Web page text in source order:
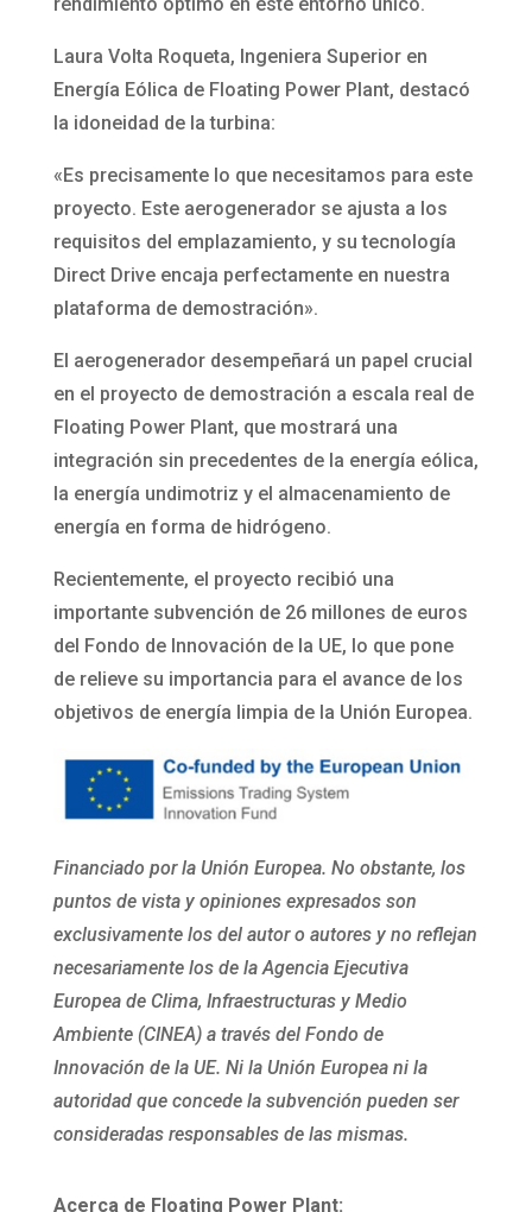
Laura Volta Roqueta, Ingeniera Superior en
Energía Eólica de Floating Power Plant, destacó
la idoneidad de la turbina:
«Es precisamente lo que necesitamos para este
proyecto. Este aerogenerador se ajusta a los
requisitos del emplazamiento, y su tecnología
Direct Drive encaja perfectamente en nuestra
plataforma de demostración».
El aerogenerador desempeñará un papel crucial
en el proyecto de demostración a escala real de
Floating Power Plant, que mostrará una
integración sin precedentes de la energía eólica,
la energía undimotriz y el almacenamiento de
energía en forma de hidrógeno.
Recientemente, el proyecto recibió una
importante subvención de 26 millones de euros
del Fondo de Innovación de la UE, lo que pone
de relieve su importancia para el avance de los
objetivos de energía limpia de la Unión Europea.
Financiado por la Unión Europea. No obstante, los
puntos de vista y opiniones expresados son
exclusivamente los del autor o autores y no reflejan
necesariamente los de la Agencia Ejecutiva
Europea de Clima, Infraestructuras y Medio
Ambiente (CINEA) a través del Fondo de
Innovación de la UE. Ni la Unión Europea ni la
autoridad que concede la subvención pueden ser
consideradas responsables de las mismas.
Acerca de Floating Power Plant: